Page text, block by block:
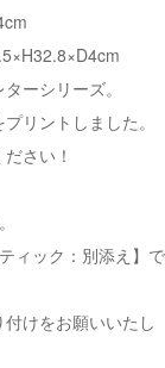
ーシリーズ。
リントしました。
さい！
ィック：別添え】で
けをお願いいたし